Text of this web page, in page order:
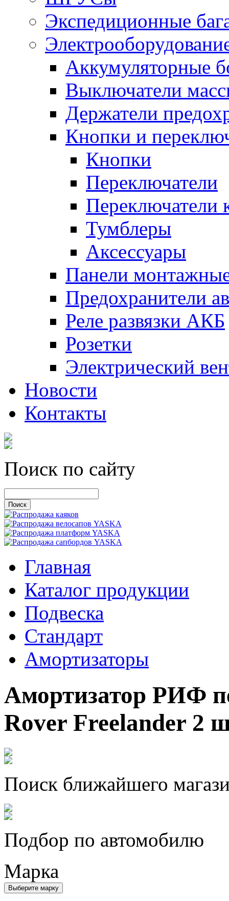
Экспедиционные
Аккумуляторные
Выключатели
Держатели
Кнопки и
Кнопки
Переключатели
Переключатели
Тумблеры
Аксессуары
Панели
Предохранители
Реле развязки АКБ
Розетки
Электрический
Новости
Контакты
Поиск по сайту
Главная
Каталог продукции
Подвеска
Стандарт
Амортизаторы
Амортизатор РИФ
Rover Freelander 2
Поиск ближайшего
Подбор по автомобилю
Марка
Выберите марку